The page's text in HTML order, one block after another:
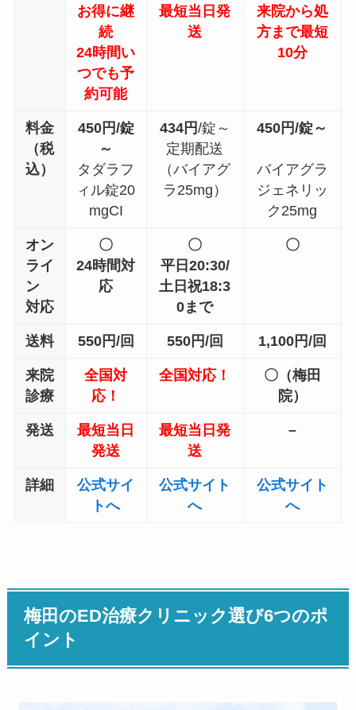
お得に継
続
24時間い
つでも予
約可能
最短当日発
送
来院から処
方まで最短
10分
料金
（税
込）
450円/錠
～
タダラフ
ィル錠20
mgCI
434円/錠～
定期配送
（バイアグ
ラ25mg）
450 円/錠～
バイアグラ
ジェネリッ
ク25mg
オン
ライ
ン
対応
〇
24時間対
応
〇
平日20:30/
土日祝18:3
0まで
〇
送料 550円/回 550円/回 1,100円/回
来院
診療
全国対
応！
全国対応！
〇（梅田
院）
発送
最短当日
発送
最短当日発
送
–
詳細
公式サイ
トへ
公式サイト
へ
公式サイト
へ
梅田のED治療クリニック選び6つのポ
イント